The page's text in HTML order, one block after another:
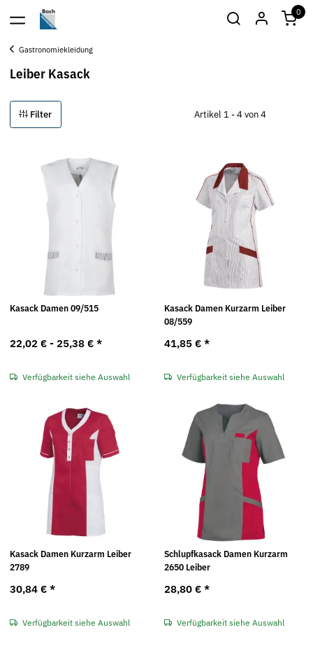
0
Gastronomiekleidung
Leiber Kasack
Filter Artikel 1 - 4 von 4
Kasack Damen 09/515
22,02 € - 25,38 € *
Verfügbarkeit siehe Auswahl
Kasack Damen Kurzarm Leiber
08/559
41,85 € *
Verfügbarkeit siehe Auswahl
Kasack Damen Kurzarm Leiber
2789
30,84 € *
Verfügbarkeit siehe Auswahl
Schlupfkasack Damen Kurzarm
2650 Leiber
28,80 € *
Verfügbarkeit siehe Auswahl